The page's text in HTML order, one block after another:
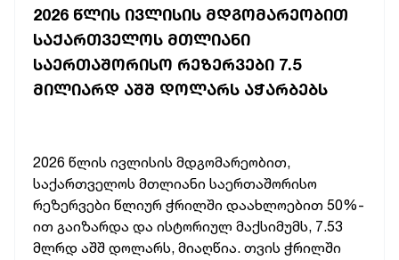
2026 ᲬᲚᲘᲡ ᲘᲕᲚᲘᲡᲘᲡ ᲛᲓᲒᲝᲛᲐᲠᲔᲝᲑᲘᲗ
ᲡᲐᲥᲐᲠᲗᲕᲔᲚᲝᲡ ᲛᲗᲚᲘᲐᲜᲘ
ᲡᲐᲔᲠᲗᲐᲨᲝᲠᲘᲡᲝ ᲠᲔᲖᲔᲠᲕᲔᲑᲘ 7.5
ᲛᲘᲚᲘᲐᲠᲓ ᲐᲨᲨ ᲓᲝᲚᲐᲠᲡ ᲐᲭᲐᲠᲑᲔᲑᲡ
2026 წლის ივლისის მდგომარეობით,
საქართველოს მთლიანი საერთაშორისო
რეზერვები წლიურ ჭრილში დაახლოებით 50%-
ით გაიზარდა და ისტორიულ მაქსიმუმს, 7.53
მლრდ აშშ დოლარს, მიაღწია. თვის ჭრილში